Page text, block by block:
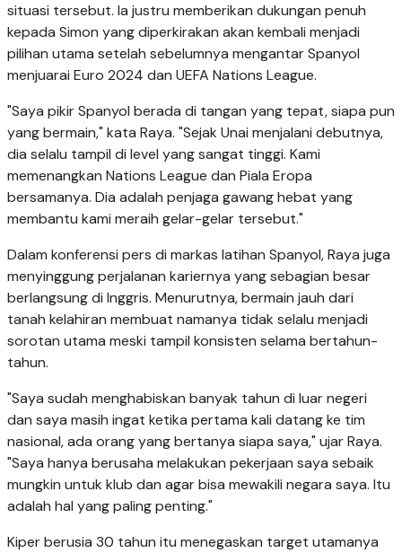
situasi tersebut. Ia justru memberikan dukungan penuh
kepada Simon yang diperkirakan akan kembali menjadi
pilihan utama setelah sebelumnya mengantar Spanyol
menjuarai Euro 2024 dan UEFA Nations League.
"Saya pikir Spanyol berada di tangan yang tepat, siapa pun
yang bermain," kata Raya. "Sejak Unai menjalani debutnya,
dia selalu tampil di level yang sangat tinggi. Kami
memenangkan Nations League dan Piala Eropa
bersamanya. Dia adalah penjaga gawang hebat yang
membantu kami meraih gelar-gelar tersebut."
Dalam konferensi pers di markas latihan Spanyol, Raya juga
menyinggung perjalanan kariernya yang sebagian besar
berlangsung di Inggris. Menurutnya, bermain jauh dari
tanah kelahiran membuat namanya tidak selalu menjadi
sorotan utama meski tampil konsisten selama bertahun-
tahun.
"Saya sudah menghabiskan banyak tahun di luar negeri
dan saya masih ingat ketika pertama kali datang ke tim
nasional, ada orang yang bertanya siapa saya," ujar Raya.
"Saya hanya berusaha melakukan pekerjaan saya sebaik
mungkin untuk klub dan agar bisa mewakili negara saya. Itu
adalah hal yang paling penting."
Kiper berusia 30 tahun itu menegaskan target utamanya